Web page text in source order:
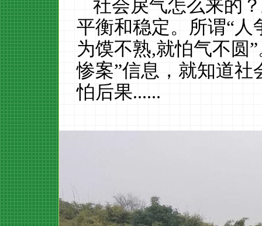
社会戾气怎么来的
平衡和稳定。所谓“人
为馍不熟,就怕气不圆”
惨案”信息，就知道社
怕后果......